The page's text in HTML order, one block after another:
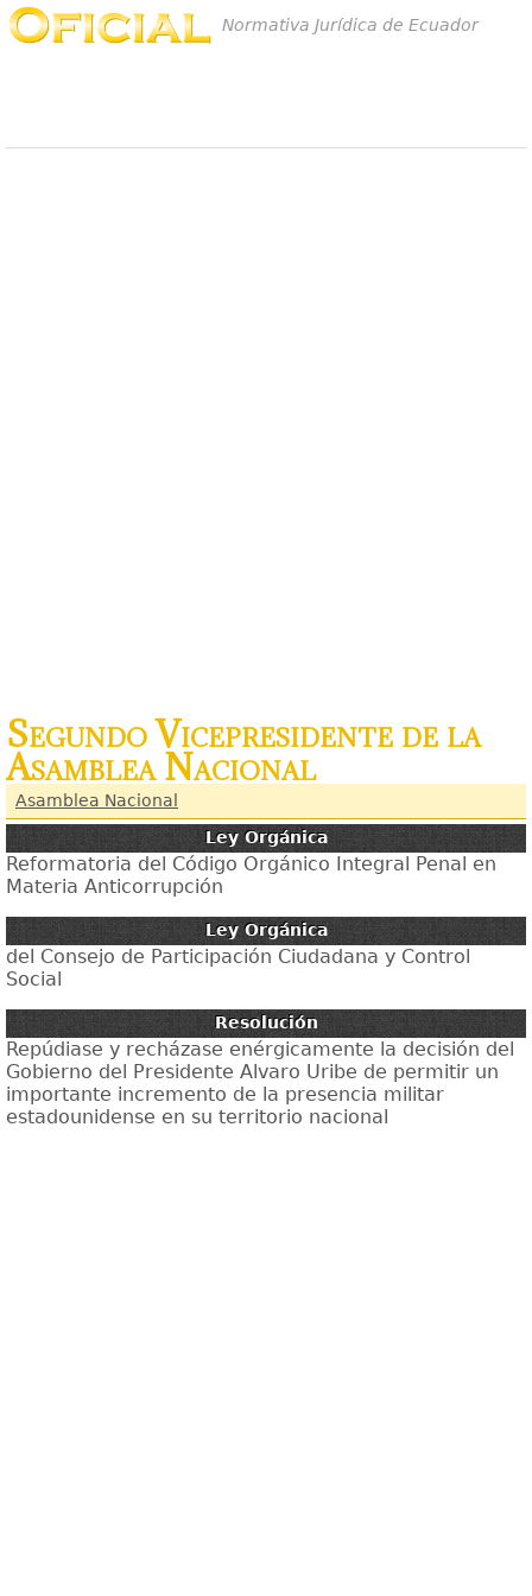
Normativa Jurídica de Ecuador
Segundo Vicepresidente de la
Asamblea Nacional
Asamblea Nacional
Ley Orgánica
Reformatoria del Código Orgánico Integral Penal en
Materia Anticorrupción
Ley Orgánica
del Consejo de Participación Ciudadana y Control
Social
Resolución
Repúdiase y recházase enérgicamente la decisión del
Gobierno del Presidente Alvaro Uribe de permitir un
importante incremento de la presencia militar
estadounidense en su territorio nacional